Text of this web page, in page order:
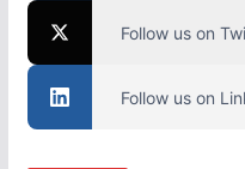
Follow us on
Follow us on